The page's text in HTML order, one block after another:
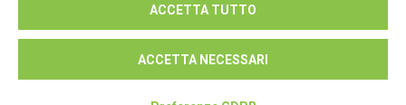
Seguici su:
ACCETTA TUTTO
ACCETTA NECESSARI